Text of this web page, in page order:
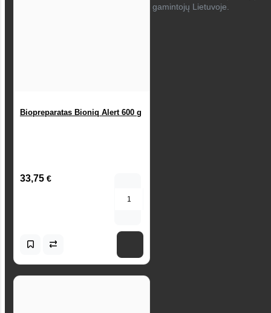
Biopreparatas Bioniq Alert 600 g
33,75 €
gamintojų Lietuvoje.